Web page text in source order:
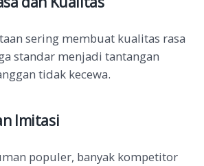
sering membuat kualitas rasa
standar menjadi tantangan
tidak kecewa.
Imitasi
populer, banyak kompetitor